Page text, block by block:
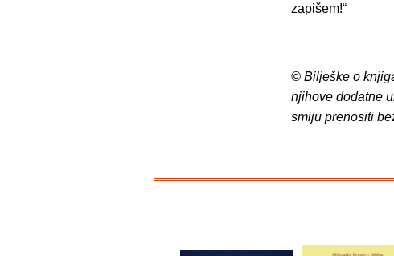
zapišem!“
© Bilješke o
njihove dodatne
smiju prenositi